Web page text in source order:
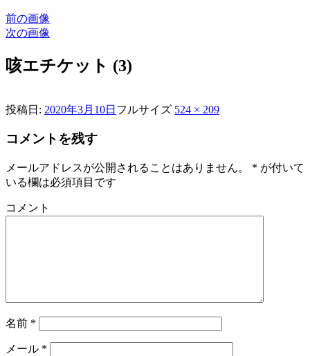
前の画像
次の画像
咳エチケット (3)
投稿日: 2020年3月10日 フルサイズ 524 × 209
コメントを残す
メールアドレスが公開されることはありません。 * が付いて
いる欄は必須項目です
コメント
名前 *
メール *